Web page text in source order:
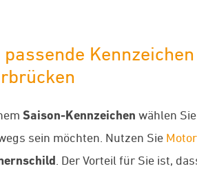
passende
Saison-Kennzeichen wählen
sein möchten. Nutzen Sie
. Der Vorteil für Sie ist,